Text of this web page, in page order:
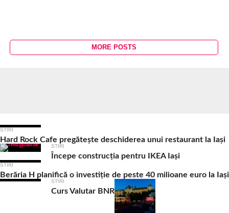
MORE POSTS
STIRI
Hard Rock Cafe pregătește deschiderea unui restaurant la Iași
STIRI
Începe construcția pentru IKEA Iași
STIRI
Berăria H planifică o investiție de peste 40 milioane euro la Iași
STIRI
Curs Valutar BNR